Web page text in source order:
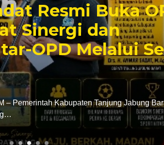
Resmi Buka
Sinergi dan
OPD Melalui
– Pemerintah Kabupaten Tanjung Jabung